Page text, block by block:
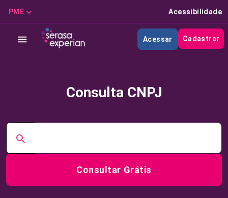
PME Acessibilidade
Acessar Cadastrar
Consulta CNPJ
Consultar Grátis